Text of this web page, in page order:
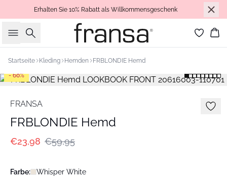
Erhalten Sie 10% Rabatt als Willkommensgeschenk
Suche
Startseite Kleding Hemden FRBLONDIE Hemd
- 60%
FRANSA
FRBLONDIE Hemd
€23,98 €59,95
Farbe: Whisper White